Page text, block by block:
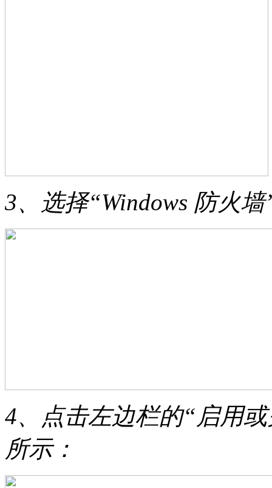
3、选择“Windows 防火
4、点击左边栏的“启用
所示：